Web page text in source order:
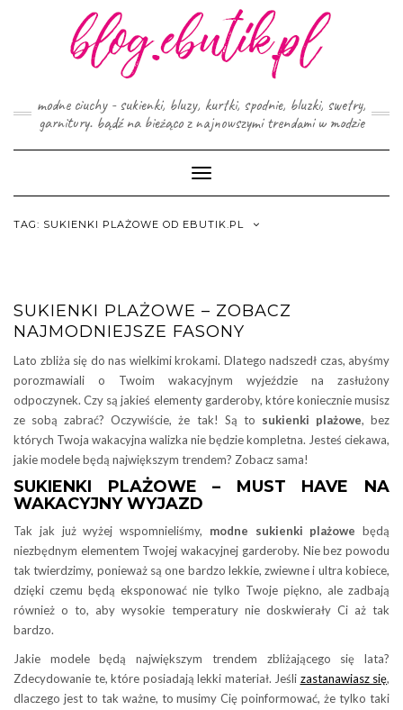
modne ciuchy - sukienki, bluzy, kurtki, spodnie, bluzki, swetry,
garnitury. bądź na bieżąco z najnowszymi trendami w modzie
Toggle
Navigation
TAG: SUKIENKI PLAŻOWE OD EBUTIK.PL
SUKIENKI PLAŻOWE – ZOBACZ
NAJMODNIEJSZE FASONY
Lato zbliża się do nas wielkimi krokami. Dlatego nadszedł czas, abyśmy
porozmawiali o Twoim wakacyjnym wyjeździe na zasłużony
odpoczynek. Czy są jakieś elementy garderoby, które koniecznie musisz
ze sobą zabrać? Oczywiście, że tak! Są to sukienki plażowe, bez
których Twoja wakacyjna walizka nie będzie kompletna. Jesteś ciekawa,
jakie modele będą największym trendem? Zobacz sama!
SUKIENKI PLAŻOWE – MUST HAVE NA
WAKACYJNY WYJAZD
Tak jak już wyżej wspomnieliśmy, modne sukienki plażowe będą
niezbędnym elementem Twojej wakacyjnej garderoby. Nie bez powodu
tak twierdzimy, ponieważ są one bardzo lekkie, zwiewne i ultra kobiece,
dzięki czemu będą eksponować nie tylko Twoje piękno, ale zadbają
również o to, aby wysokie temperatury nie doskwierały Ci aż tak
bardzo.
Jakie modele będą największym trendem zbliżającego się lata?
Zdecydowanie te, które posiadają lekki materiał. Jeśli zastanawiasz się,
dlaczego jest to tak ważne, to musimy Cię poinformować, że tylko taki